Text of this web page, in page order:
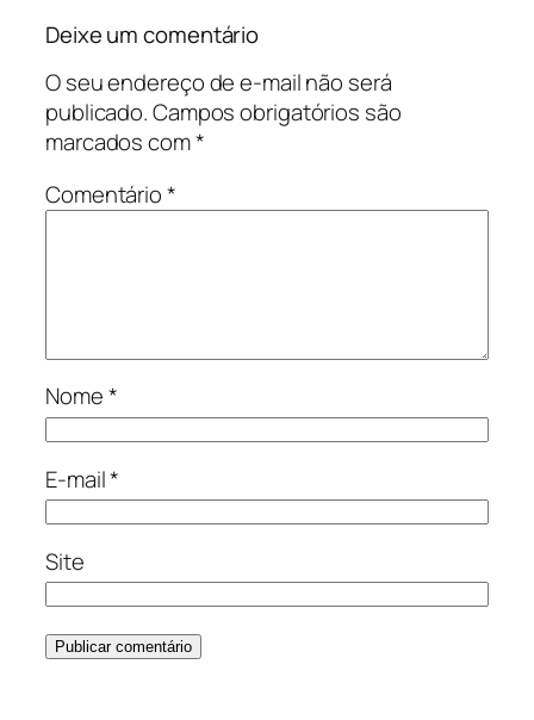
Deixe um comentário
O seu endereço de e-mail não será
publicado.Campos obrigatórios são
marcados com*
Comentário*
Nome*
E-mail*
Site